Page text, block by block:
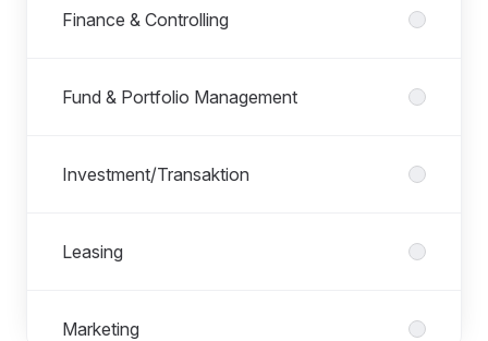
Finance & Controlling
Fund & Portfolio Management
Investment/Transaktion
Leasing
Marketing